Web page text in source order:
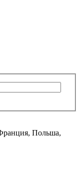
Польша,